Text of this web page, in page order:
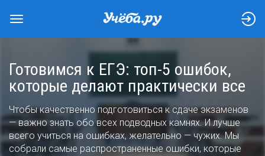
Готовимся к ЕГЭ: топ-5 ошибок,
которые делают практически все
Чтобы качественно подготовиться к сдаче экзаменов
— важно знать обо всех подводных камнях. И лучше
всего учиться на ошибках, желательно — чужих. Мы
собрали самые распространенные ошибки, которые